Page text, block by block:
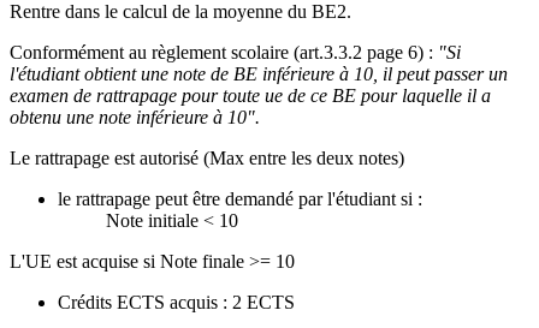
Rentre dans le calcul de la moyenne du BE2.
Conformément au règlement scolaire (art.3.3.2 page 6) : "Si
l'étudiant obtient une note de BE inférieure à 10, il peut passer un
examen de rattrapage pour toute ue de ce BE pour laquelle il a
obtenu une note inférieure à 10".
Le rattrapage est autorisé (Max entre les deux notes)
le rattrapage peut être demandé par l'étudiant si :
Note initiale < 10
L'UE est acquise si Note finale >= 10
Crédits ECTS acquis : 2 ECTS